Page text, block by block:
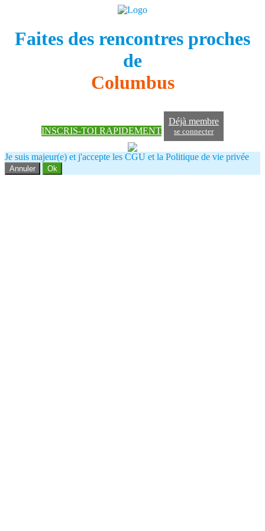
Faites des rencontres proches
de
Columbus
INSCRIS-TOI RAPIDEMENT
Déjà membre
se connecter
Je suis majeur(e) et j'accepte les CGU et la Politique de vie privée
Annuler Ok